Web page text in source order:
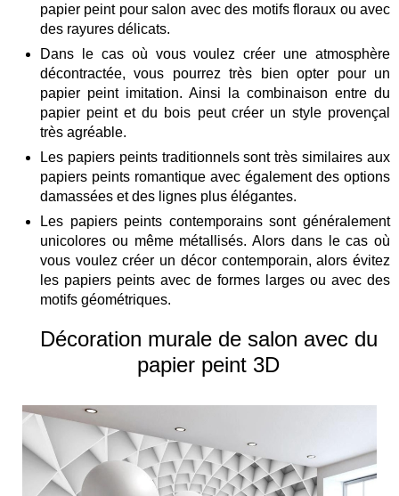
papier peint pour salon avec des motifs floraux ou avec
des rayures délicats.
Dans le cas où vous voulez créer une atmosphère
décontractée, vous pourrez très bien opter pour un
papier peint imitation. Ainsi la combinaison entre du
papier peint et du bois peut créer un style provençal
très agréable.
Les papiers peints traditionnels sont très similaires aux
papiers peints romantique avec également des options
damassées et des lignes plus élégantes.
Les papiers peints contemporains sont généralement
unicolores ou même métallisés. Alors dans le cas où
vous voulez créer un décor contemporain, alors évitez
les papiers peints avec de formes larges ou avec des
motifs géométriques.
Décoration murale de salon avec du
papier peint 3D